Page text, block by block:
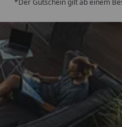
*Der Gutschein gilt ab einem